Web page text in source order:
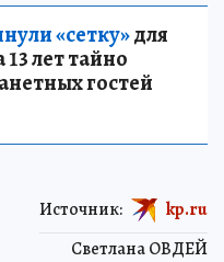
«сетку»для
лет тайно
гостей
Светлана ОВДЕЙ
Источник: kp.ru